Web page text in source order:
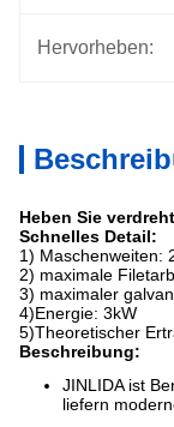
Hervorheben:
Heben Sie
Schnelles Detail:
1) Maschenweiten:
2) maximale
3) maximaler
4)Energie: 3kW
5)Theoretischer
Beschreibung:
JINLIDA ist
liefern